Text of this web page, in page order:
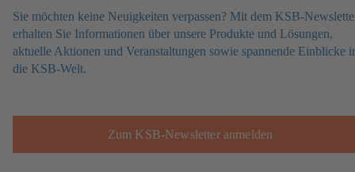
Sie möchten keine Neuigkeiten verpassen? Mit dem KSB-
erhalten Sie Informationen über unsere Produkte und Lösungen,
aktuelle Aktionen und Veranstaltungen sowie spannende Einblicke
die KSB-Welt.
Zum KSB-Newsletter anmelden